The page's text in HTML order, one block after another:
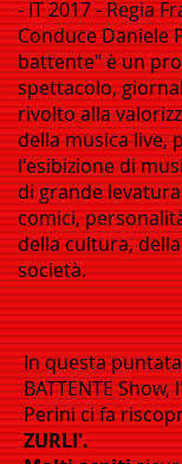
- IT 2017 - Regia
Conduce Daniele
battente" è un
spettacolo,
rivolto alla
della musica live,
l'esibizione di
di grande
comici,
della cultura,
società.
In questa puntata
BATTENTE
Perini ci fa
ZURLI'.